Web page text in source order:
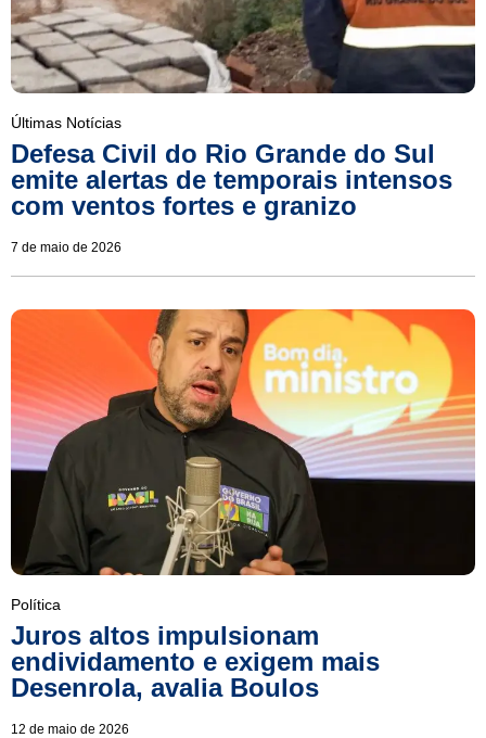
Últimas Notícias
Defesa Civil do Rio Grande do Sul
emite alertas de temporais intensos
com ventos fortes e granizo
7 de maio de 2026
Política
Juros altos impulsionam
endividamento e exigem mais
Desenrola, avalia Boulos
12 de maio de 2026